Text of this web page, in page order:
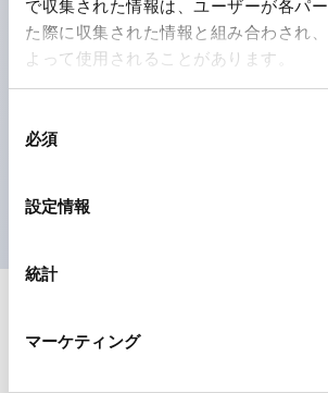
で収集された情報は、ユーザーが各パ
た際に収集された情報と組み合わされ
よって使用されることがあります。
必須
設定情報
統計
マーケティング
現できるようにしました。
カラーユニバーサルデザインに対応
の点灯/消灯の認識および、点灯時の
ISO 3864-4安全色に対応。危険時
現がより明確・鮮明で、より多くの